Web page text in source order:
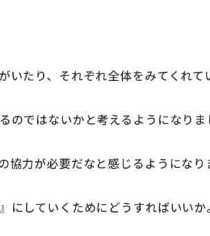
いたり、それぞれ全体をみてくれて
のではないかと考えるようになりま
協力が必要だなと感じるようになり
していくためにどうすればいいか。